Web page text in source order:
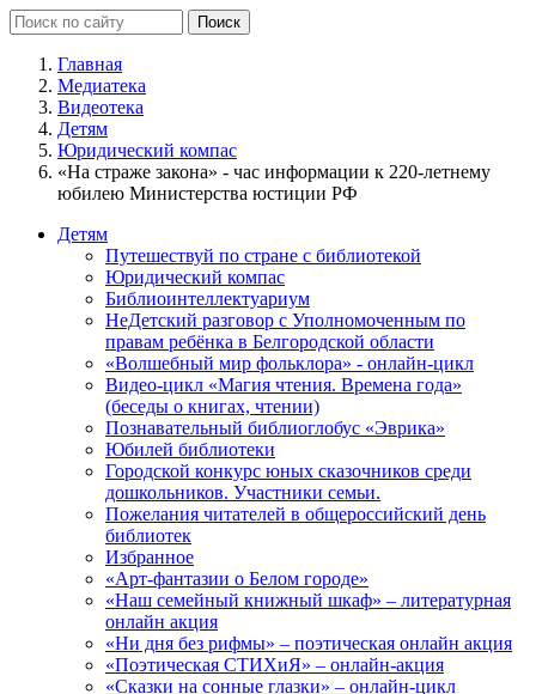
Главная
Медиатека
Видеотека
Детям
Юридический компас
«На страже закона» - час информации к 220-летнему
юбилею Министерства юстиции РФ
Детям
Путешествуй по стране с библиотекой
Юридический компас
Библиоинтеллектуариум
НеДетский разговор с Уполномоченным по
правам ребёнка в Белгородской области
«Волшебный мир фольклора» - онлайн-цикл
Видео-цикл «Магия чтения. Времена года»
(беседы о книгах, чтении)
Познавательный библиоглобус «Эврика»
Юбилей библиотеки
Городской конкурс юных сказочников среди
дошкольников. Участники семьи.
Пожелания читателей в общероссийский день
библиотек
Избранное
«Арт-фантазии о Белом городе»
«Наш семейный книжный шкаф» – литературная
онлайн акция
«Ни дня без рифмы» – поэтическая онлайн акция
«Поэтическая СТИХиЯ» – онлайн-акция
«Сказки на сонные глазки» – онлайн-цикл